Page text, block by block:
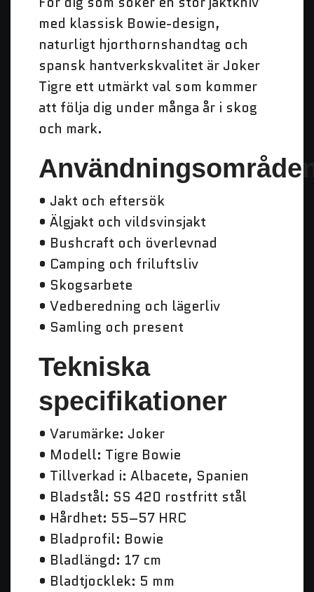
med klassisk Bowie-design,
naturligt hjorthornshandtag och
spansk hantverkskvalitet är Joker
Tigre ett utmärkt val som kommer
att följa dig under många år i skog
och mark.
• Jakt och eftersök
• Älgjakt och vildsvinsjakt
• Bushcraft och överlevnad
• Camping och friluftsliv
• Skogsarbete
• Vedberedning och lägerliv
• Samling och present
Tekniska
specifikationer
• Varumärke: Joker
• Modell: Tigre Bowie
• Tillverkad i: Albacete, Spanien
• Bladstål: SS 420 rostfritt stål
• Hårdhet: 55–57 HRC
• Bladprofil: Bowie
• Bladlängd: 17 cm
• Bladtjocklek: 5 mm